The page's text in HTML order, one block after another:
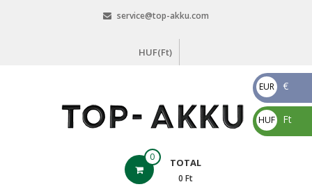
service@top-akku.com
HUF(Ft)
0 TOTAL
0 Ft
EUR
€
€
HUF
Ft
Ft